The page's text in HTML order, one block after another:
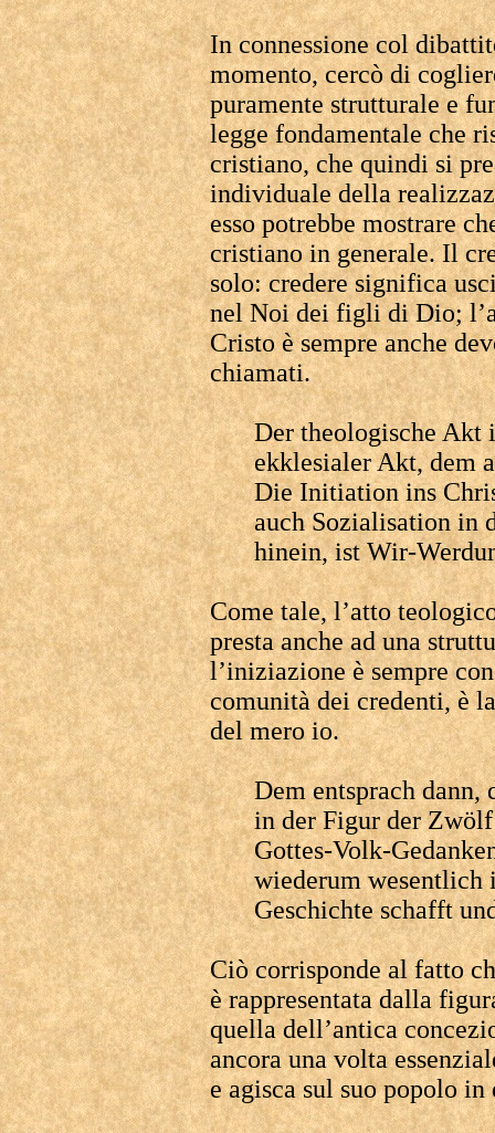
In connessione col
momento, cercò di
puramente strutturale e
legge fondamentale che
cristiano, che quindi si
individuale della
esso potrebbe mostrare
cristiano in generale. Il
solo: credere significa
nel Noi dei figli di Dio;
Cristo è sempre anche
chiamati.
Der theologische Akt
ekklesialer Akt, dem
Die Initiation ins
auch Sozialisation in
hinein, ist Wir-
Come tale, l’atto
presta anche ad una
l’iniziazione è sempre
comunità dei credenti, è
del mero io.
Dem entsprach dann,
in der Figur der
Gottes-Volk-
wiederum wesentlich
Geschichte schafft
Ciò corrisponde al fatto
è rappresentata dalla
quella dell’antica
ancora una volta
e agisca sul suo popolo